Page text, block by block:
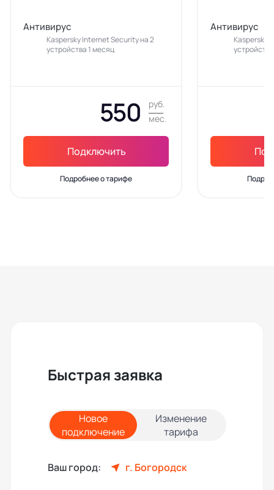
Антивирус
Kaspersky Internet Security на 2
устройства 1 месяц
550
руб.
мес.
Подключить
Подробнее о тарифе
Антивирус
Kaspersky
Быстрая заявка
Новое
подключение
Изменение
тарифа
Ваш город: г. Богородск